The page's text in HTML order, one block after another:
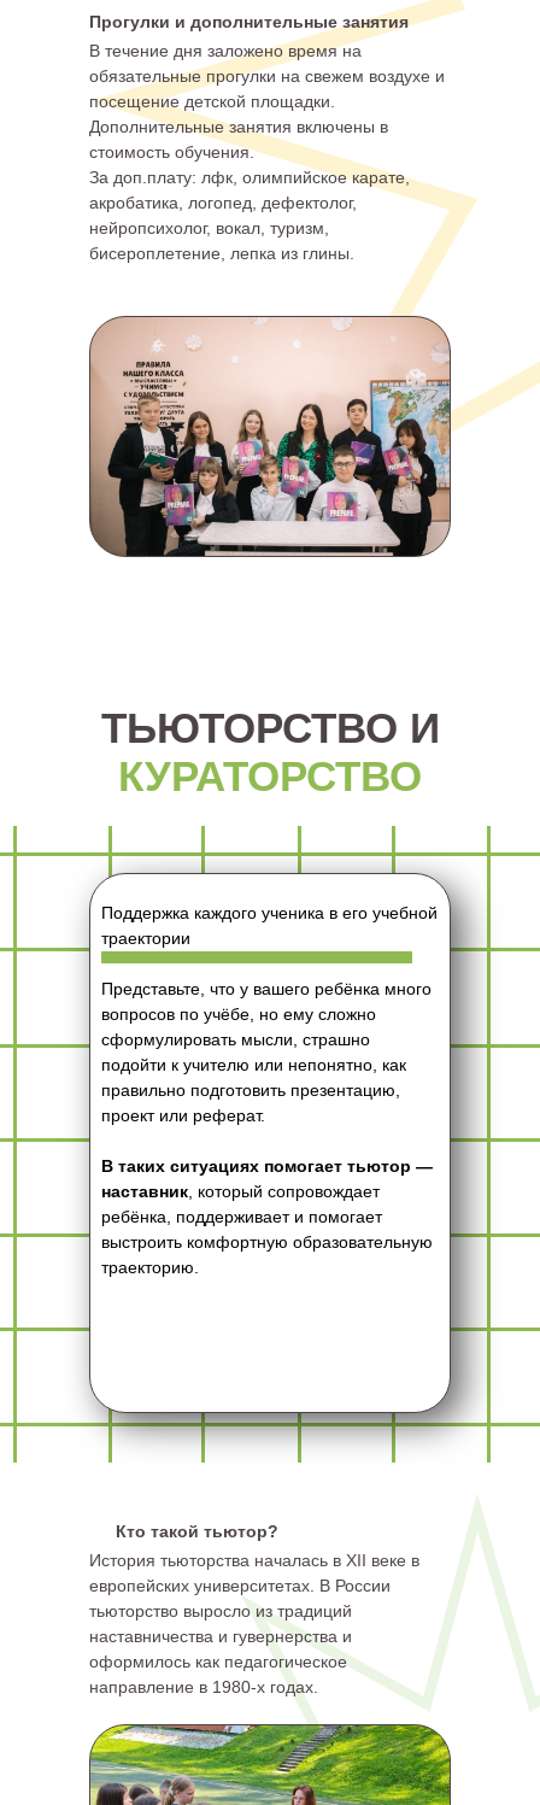
Прогулки и дополнительные занятия
В течение дня заложено время на
обязательные прогулки на свежем воздухе и
посещение детской площадки.
Дополнительные занятия включены в
стоимость обучения.
За доп.плату: лфк, олимпийское карате,
акробатика, логопед, дефектолог,
нейропсихолог, вокал, туризм,
бисероплетение, лепка из глины.
ТЬЮТОРСТВО И
КУРАТОРСТВО
Поддержка каждого ученика в его учебной
траектории
Представьте, что у вашего ребёнка много
вопросов по учёбе, но ему сложно
сформулировать мысли, страшно
подойти к учителю или непонятно, как
правильно подготовить презентацию,
проект или реферат.
В таких ситуациях помогает тьютор —
наставник, который сопровождает
ребёнка, поддерживает и помогает
выстроить комфортную образовательную
траекторию.
Кто такой тьютор?
История тьюторства началась в XII веке в
европейских университетах. В России
тьюторство выросло из традиций
наставничества и гувернерства и
оформилось как педагогическое
направление в 1980-х годах.